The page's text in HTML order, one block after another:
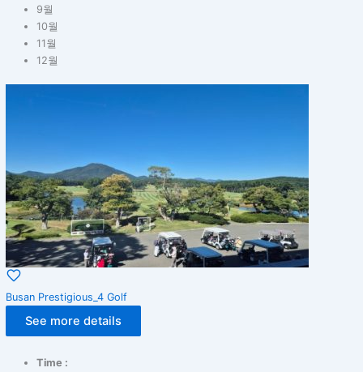
9월
10월
11월
12월
Busan Prestigious_4 Golf
See more details
Time :